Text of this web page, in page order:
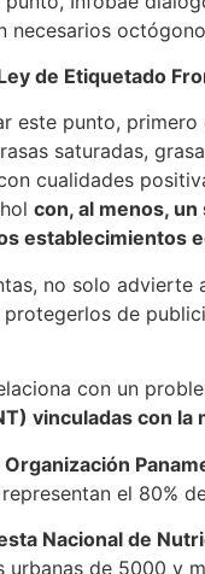
necesarios
de Etiquetado
este punto,
saturadas,
cualidades
con, al menos,
establecimientos
no solo advierte
de
con un
vinculadas con la
Organización
el 80%
Nacional de
urbanas de 5000 y